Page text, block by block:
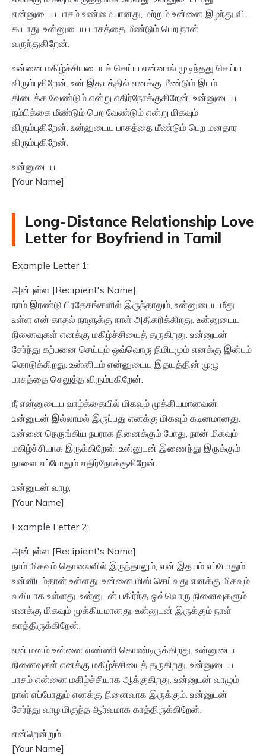
என்னுடைய பாசம் உண்மையானது, மற்றும் உன்னை இழந்து விட
கூடாது. உன்னுடைய பாசத்தை மீண்டும் பெற நான்
வருந்துகிறேன்.
உன்னை மகிழ்ச்சியடையச் செய்ய என்னால் முடிந்தது செய்ய
விரும்புகிறேன். உன் இதயத்தில் எனக்கு மீண்டும் இடம்
கிடைக்க வேண்டும் என்று எதிர்நோக்குகிறேன். உன்னுடைய
நம்பிக்கை மீண்டும் பெற வேண்டும் என்று மிகவும்
விரும்புகிறேன். உன்னுடைய பாசத்தை மீண்டும் பெற மனதார
விரும்புகிறேன்.
உன்னுடைய,
[Your Name]
Long-Distance Relationship Love
Letter for Boyfriend in Tamil
Example Letter 1:
அன்புள்ள [Recipient's Name],
நாம் இரண்டு பிரதேசங்களில் இருந்தாலும், உன்னுடைய மீது
உள்ள என் காதல் நாளுக்கு நாள் அதிகரிக்கிறது. உன்னுடைய
நினைவுகள் எனக்கு மகிழ்ச்சியைத் தருகிறது. உன்னுடன்
சேர்ந்து கற்பனை செய்யும் ஒவ்வொரு நிமிடமும் எனக்கு இன்பம்
கொடுக்கிறது. உன்னிடம் என்னுடைய இதயத்தின் முழு
பாசத்தை செலுத்த விரும்புகிறேன்.
நீ என்னுடைய வாழ்க்கையில் மிகவும் முக்கியமானவன்.
உன்னுடன் இல்லாமல் இருப்பது எனக்கு மிகவும் கடினமானது.
உன்னை நெருங்கிய நபராக நினைக்கும் போது, நான் மிகவும்
மகிழ்ச்சியாக இருக்கிறேன். உன்னுடன் இணைந்து இருக்கும்
நாளை எப்போதும் எதிர்நோக்குகிறேன்.
உன்னுடன் வாழ,
[Your Name]
Example Letter 2:
அன்புள்ள [Recipient's Name],
நாம் மிகவும் தொலைவில் இருந்தாலும், என் இதயம் எப்போதும்
உன்னிடம்தான் உள்ளது. உன்னை மிஸ் செய்வது எனக்கு மிகவும்
வலியாக உள்ளது. உன்னுடன் பகிர்ந்த ஒவ்வொரு நினைவுகளும்
எனக்கு மிகவும் முக்கியமானது. உன்னுடன் இருக்கும் நாள்
காத்திருக்கிறேன்.
என் மனம் உன்னை எண்ணி கொண்டிருக்கிறது. உன்னுடைய
நினைவுகள் எனக்கு மகிழ்ச்சியைத் தருகிறது. உன்னுடைய
பாசம் என்னை மகிழ்ச்சியாக ஆக்குகிறது. உன்னுடன் வாழும்
நாள் எப்போதும் எனக்கு நினைவாக இருக்கும். உன்னுடன்
சேர்ந்து வாழ மிகுந்த ஆர்வமாக காத்திருக்கிறேன்.
என்றென்றும்,
[Your Name]